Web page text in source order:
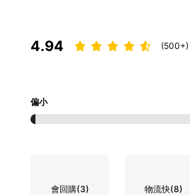
4.94 (500+)
偏小
會回購(3) 物流快(8)